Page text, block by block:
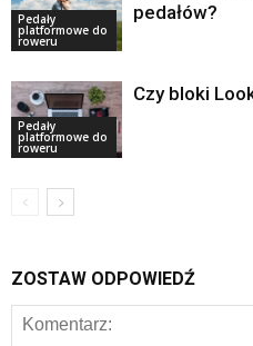
Pedały
platformowe do
roweru
pedałów?
Pedały
platformowe do
roweru
Czy bloki
ZOSTAW ODPOWIEDŹ